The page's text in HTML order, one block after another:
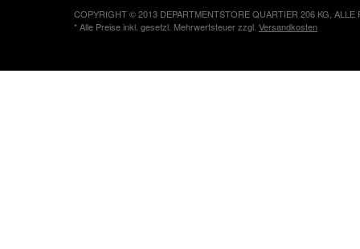
COPYRIGHT © 2013 DEPARTMENTSTORE QUARTIER 206 KG, ALLE
* Alle Preise inkl. gesetzl. Mehrwertsteuer zzgl. Versandkosten